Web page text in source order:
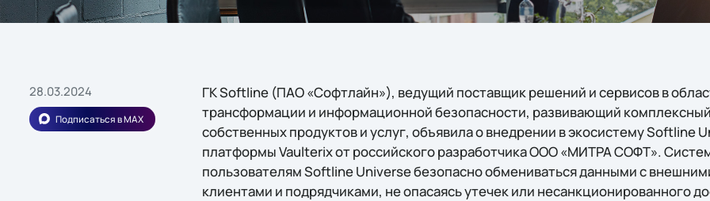
28.03.2024
Подписаться в MAX
ГК Softline (ПАО «Софтлайн»), ведущий поставщик решений и сервисов в
трансформации и информационной безопасности, развивающий
собственных продуктов и услуг, объявила о внедрении в экосистему Softline
платформы Vaulterix от российского разработчика ООО «МИТРА СОФТ».
пользователям Softline Universe безопасно обмениваться данными с
клиентами и подрядчиками, не опасаясь утечек или несанкционированного